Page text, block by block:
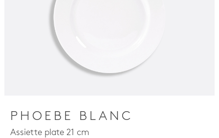
PHOEBE BLANC
Assiette plate 21 cm